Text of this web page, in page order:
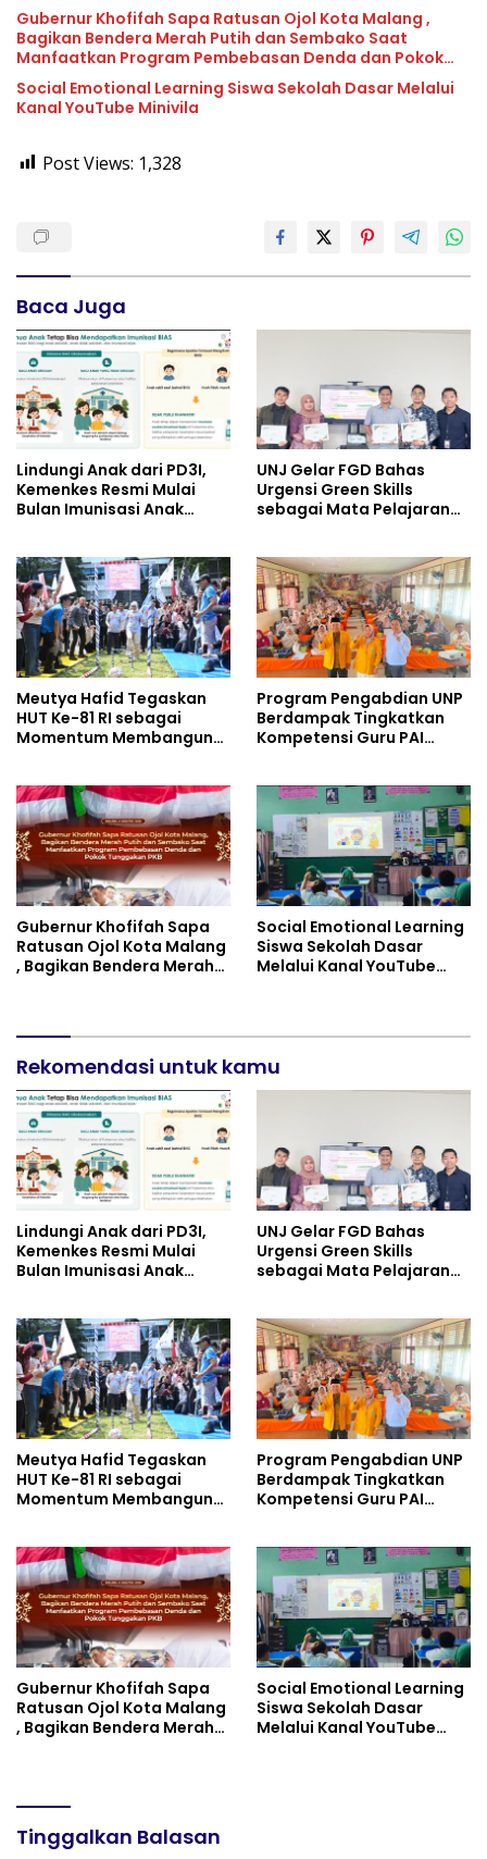
Gubernur Khofifah Sapa Ratusan Ojol Kota Malang ,
Bagikan Bendera Merah Putih dan Sembako Saat
Manfaatkan Program Pembebasan Denda dan Pokok
Tunggakan PKB
Social Emotional Learning Siswa Sekolah Dasar Melalui
Kanal YouTube Minivila
Post Views: 1,328
Baca Juga
Lindungi Anak dari PD3I,
Kemenkes Resmi Mulai
Bulan Imunisasi Anak
UNJ Gelar FGD Bahas
Urgensi Green Skills
sebagai Mata Pelajaran
Perhotelan, dan UPW
Meutya Hafid Tegaskan
HUT Ke-81 RI sebagai
Momentum Membangun
Program Pengabdian UNP
Berdampak Tingkatkan
Kompetensi Guru PAI
Gubernur Khofifah Sapa
Ratusan Ojol Kota Malang
, Bagikan Bendera Merah
Pokok Tunggakan PKB
Social Emotional Learning
Siswa Sekolah Dasar
Melalui Kanal YouTube
Rekomendasi untuk kamu
Lindungi Anak dari PD3I,
Kemenkes Resmi Mulai
Bulan Imunisasi Anak
UNJ Gelar FGD Bahas
Urgensi Green Skills
sebagai Mata Pelajaran
Perhotelan, dan UPW
Meutya Hafid Tegaskan
HUT Ke-81 RI sebagai
Momentum Membangun
Program Pengabdian UNP
Berdampak Tingkatkan
Kompetensi Guru PAI
Gubernur Khofifah Sapa
Ratusan Ojol Kota Malang
, Bagikan Bendera Merah
Pokok Tunggakan PKB
Social Emotional Learning
Siswa Sekolah Dasar
Melalui Kanal YouTube
Tinggalkan Balasan